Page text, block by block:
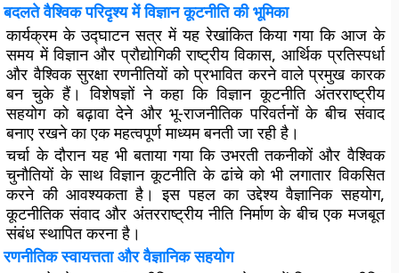
बदलते वैश्विक परिदृश्य में विज्ञान कूटनीति की भूमिका
कार्यक्रम के उद्घाटन सत्र में यह रेखांकित किया गया कि आज के
समय में विज्ञान और प्रौद्योगिकी राष्ट्रीय विकास, आर्थिक प्रतिस्पर्धा
और वैश्विक सुरक्षा रणनीतियों को प्रभावित करने वाले प्रमुख कारक
बन चुके हैं। विशेषज्ञों ने कहा कि विज्ञान कूटनीति अंतरराष्ट्रीय
सहयोग को बढ़ावा देने और भू-राजनीतिक परिवर्तनों के बीच संवाद
बनाए रखने का एक महत्वपूर्ण माध्यम बनती जा रही है।
चर्चा के दौरान यह भी बताया गया कि उभरती तकनीकों और वैश्विक
चुनौतियों के साथ विज्ञान कूटनीति के ढांचे को भी लगातार विकसित
करने की आवश्यकता है। इस पहल का उद्देश्य वैज्ञानिक सहयोग,
कूटनीतिक संवाद और अंतरराष्ट्रीय नीति निर्माण के बीच एक मजबूत
संबंध स्थापित करना है।
रणनीतिक स्वायत्तता और वैज्ञानिक सहयोग